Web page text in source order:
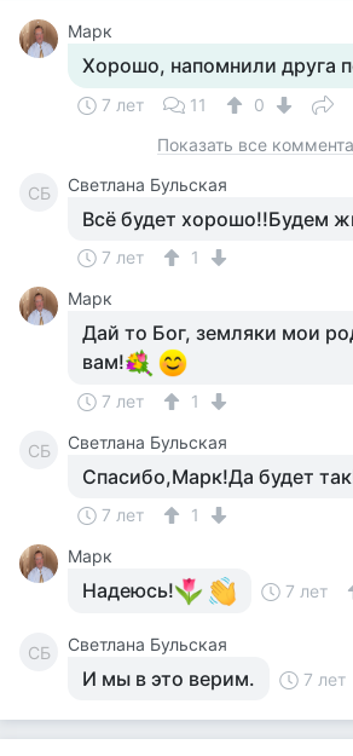
Марк
Хорошо, напомнили друга
7 лет 11
0
Показать все
СБ Светлана Бульская
Всё будет хорошо!!Будем
7 лет
1
Марк
Дай то Бог, земляки мои
вам!
7 лет 1
СБ Светлана Бульская
Спасибо,Марк!Да будет
7 лет
1
Марк
Надеюсь! 7 лет
СБ Светлана Бульская
И мы в это верим. 7 лет